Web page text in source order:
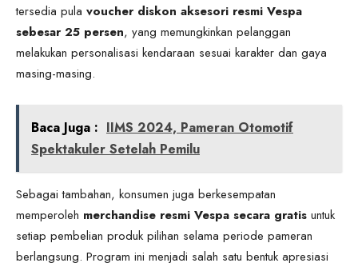
tersedia pula voucher diskon aksesori resmi Vespa
sebesar 25 persen, yang memungkinkan pelanggan
melakukan personalisasi kendaraan sesuai karakter dan gaya
masing-masing.
Baca Juga : IIMS 2024, Pameran Otomotif
Spektakuler Setelah Pemilu
Sebagai tambahan, konsumen juga berkesempatan
memperoleh merchandise resmi Vespa secara gratis untuk
setiap pembelian produk pilihan selama periode pameran
berlangsung. Program ini menjadi salah satu bentuk apresiasi